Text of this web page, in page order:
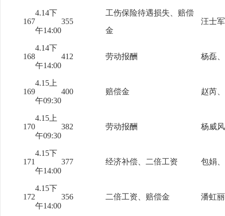
167
4.14下
午14:00
355
工伤保险待遇损失、赔偿
金
汪士
168
4.14下
午14:00
412 劳动报酬 杨磊
169
4.15上
午09:30
400 赔偿金 赵芮
170
4.15上
午09:30
382 劳动报酬 杨威
171
4.15下
午14:00
377 经济补偿、二倍工资 包娟
172
4.15下
午14:00
356 二倍工资、赔偿金 潘虹